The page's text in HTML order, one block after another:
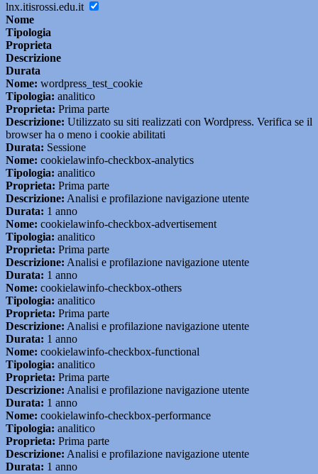
lnx.itisrossi.edu.it
Nome
Tipologia
Proprieta
Descrizione
Durata
Nome: wordpress_test_cookie
Tipologia: analitico
Proprieta: Prima parte
Descrizione: Utilizzato su siti realizzati con Wordpress. Verifica se il
browser ha o meno i cookie abilitati
Durata: Sessione
Nome: cookielawinfo-checkbox-analytics
Tipologia: analitico
Proprieta: Prima parte
Descrizione: Analisi e profilazione navigazione utente
Durata: 1 anno
Nome: cookielawinfo-checkbox-advertisement
Tipologia: analitico
Proprieta: Prima parte
Descrizione: Analisi e profilazione navigazione utente
Durata: 1 anno
Nome: cookielawinfo-checkbox-others
Tipologia: analitico
Proprieta: Prima parte
Descrizione: Analisi e profilazione navigazione utente
Durata: 1 anno
Nome: cookielawinfo-checkbox-functional
Tipologia: analitico
Proprieta: Prima parte
Descrizione: Analisi e profilazione navigazione utente
Durata: 1 anno
Nome: cookielawinfo-checkbox-performance
Tipologia: analitico
Proprieta: Prima parte
Descrizione: Analisi e profilazione navigazione utente
Durata: 1 anno